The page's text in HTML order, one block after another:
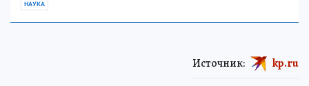
НАУКА
Источник: kp.ru